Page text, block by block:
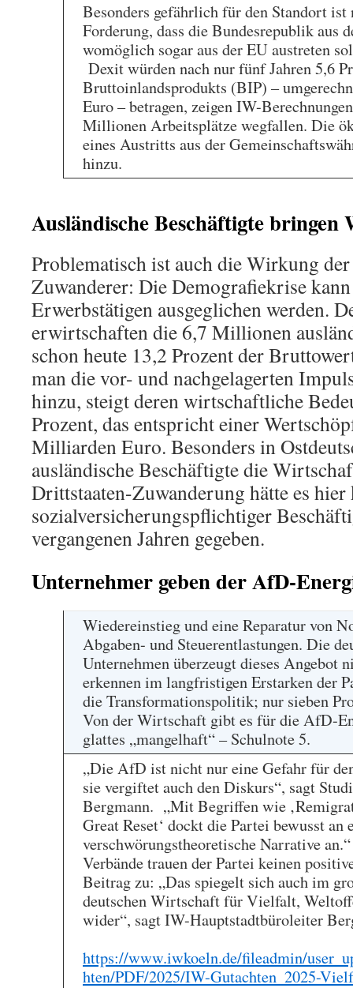
Besonders gefährlich für den Standort
Forderung, dass die Bundesrepublik aus
womöglich sogar aus der EU austreten
Dexit würden nach nur fünf Jahren 5,6
Bruttoinlandsprodukts (BIP) –
Euro – betragen, zeigen IW-
Millionen Arbeitsplätze wegfallen. Die
eines Austritts aus der
hinzu.
Ausländische Beschäftigte
Problematisch ist auch die Wirkung
Zuwanderer: Die Demografiekrise
Erwerbstätigen ausgeglichen werden.
erwirtschaften die 6,7 Millionen
schon heute 13,2 Prozent der
man die vor- und nachgelagerten
hinzu, steigt deren wirtschaftliche
Prozent, das entspricht einer
Milliarden Euro. Besonders in
ausländische Beschäftigte die
Drittstaaten-Zuwanderung hätte es hier
sozialversicherungspflichtiger
vergangenen Jahren gegeben.
Unternehmer geben der AfD-
Wiedereinstieg und eine Reparatur von
Abgaben- und Steuerentlastungen. Die
Unternehmen überzeugt dieses Angebot
erkennen im langfristigen Erstarken der
die Transformationspolitik; nur sieben
Von der Wirtschaft gibt es für die AfD-
glattes „mangelhaft“ – Schulnote 5.
„Die AfD ist nicht nur eine Gefahr für
sie vergiftet auch den Diskurs“, sagt
Bergmann. „Mit Begriffen wie
Great Reset‘ dockt die Partei bewusst an
verschwörungstheoretische Narrative
Verbände trauen der Partei keinen
Beitrag zu: „Das spiegelt sich auch im
deutschen Wirtschaft für Vielfalt,
wider“, sagt IW-Hauptstadtbüroleiter
https://www.iwkoeln.de/fileadmin/
hten/PDF/2025/IW-Gutachten_2025-